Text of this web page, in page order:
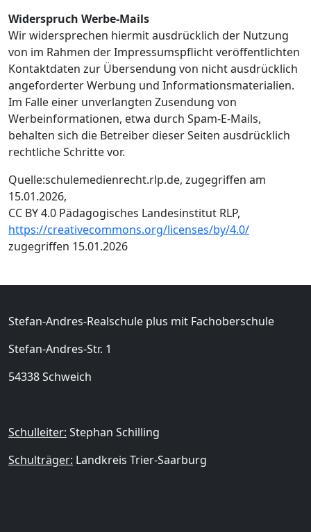
Widerspruch Werbe-Mails
Wir widersprechen hiermit ausdrücklich der Nutzung
von im Rahmen der Impressumspflicht veröffentlichten
Kontaktdaten zur Übersendung von nicht ausdrücklich
angeforderter Werbung und Informationsmaterialien.
Im Falle einer unverlangten Zusendung von
Werbeinformationen, etwa durch Spam-E-Mails,
behalten sich die Betreiber dieser Seiten ausdrücklich
rechtliche Schritte vor.
Quelle:schulemedienrecht.rlp.de, zugegriffen am
15.01.2026,
CC BY 4.0 Pädagogisches Landesinstitut RLP,
https://creativecommons.org/licenses/by/4.0/
zugegriffen 15.01.2026
Stefan-Andres-Realschule plus mit Fachoberschule
Stefan-Andres-Str. 1
54338 Schweich
Schulleiter: Stephan Schilling
Schulträger: Landkreis Trier-Saarburg